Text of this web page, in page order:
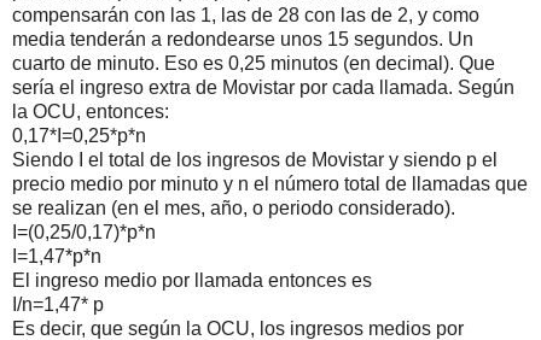
compensarán con las 1, las de 28 con las de 2, y como
media tenderán a redondearse unos 15 segundos. Un
cuarto de minuto. Eso es 0,25 minutos (en decimal). Que
sería el ingreso extra de Movistar por cada llamada. Según
la OCU, entonces:
0,17*I=0,25*p*n
Siendo I el total de los ingresos de Movistar y siendo p el
precio medio por minuto y n el número total de llamadas que
se realizan (en el mes, año, o periodo considerado).
I=(0,25/0,17)*p*n
I=1,47*p*n
El ingreso medio por llamada entonces es
I/n=1,47* p
Es decir, que según la OCU, los ingresos medios por